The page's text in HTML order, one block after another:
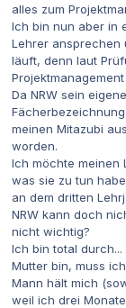
alles zum
Ich bin nun aber in
Lehrer ansprechen
läuft, denn laut
Projektmanagement
Da NRW sein
meinen Mitazubi
worden.
Ich möchte meinen
was sie zu tun
an dem dritten
NRW kann doch
nicht wichtig?
Ich bin total
Mutter bin, muss
Mann hält mich
weil ich drei